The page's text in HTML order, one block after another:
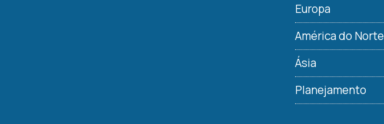
Europa
América do Norte
Ásia
Planejamento